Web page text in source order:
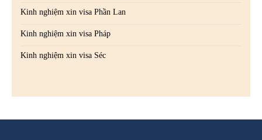
Kinh nghiệm xin visa Phần Lan
Kinh nghiệm xin visa Pháp
Kinh nghiệm xin visa Séc